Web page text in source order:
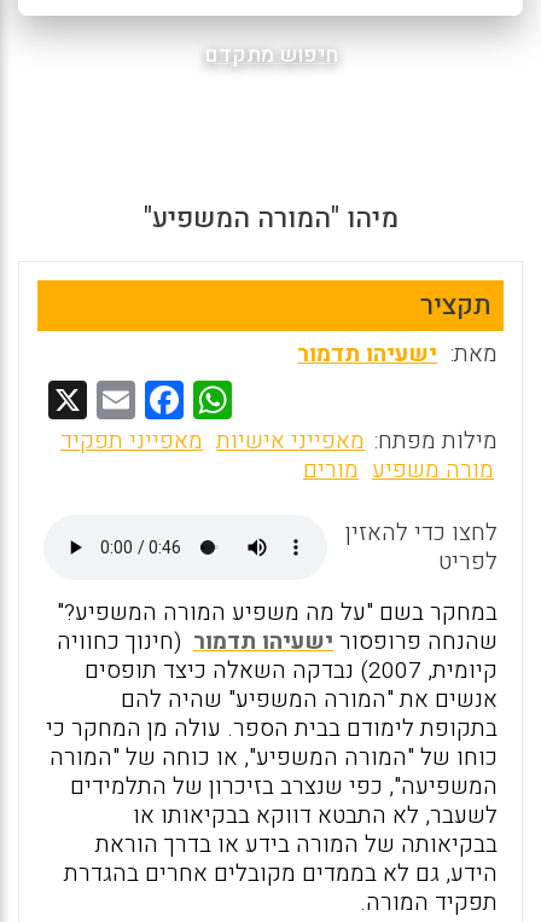
חיפוש מתקדם
מיהו "המורה המשפיע"
תקציר
מאת: ישעיהו תדמור
W
h
A
p
p
F
a
o
o
k
E
m מילות מפתח: מאפייני אישיות מאפייני תפקיד
מורה משפיע מורים
לחצו כדי להאזין
לפריט
במחקר בשם "על מה משפיע המורה המשפיע?"
שהנחה פרופסורישעיהו תדמור (חינוך כחוויה
קיומית, 2007) נבדקה השאלה כיצד תופסים
אנשים את "המורה המשפיע" שהיה להם
בתקופת לימודם בבית הספר. עולה מן המחקר כי
כוחו של "המורה המשפיע", או כוחה של "המורה
המשפיעה", כפי שנצרב בזיכרון של התלמידים
לשעבר, לא התבטא דווקא בבקיאותו או
בבקיאותה של המורה בידע או בדרך הוראת
הידע, גם לא בממדים מקובלים אחרים בהגדרת
תפקיד המורה.